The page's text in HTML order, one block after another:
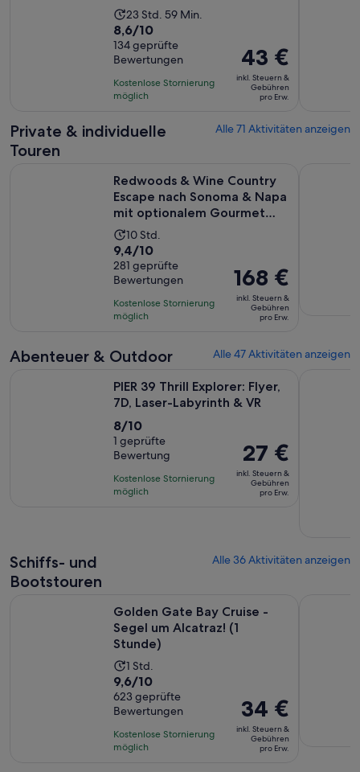
Die
Aktivität
dauert
23
Stunden
und
Minuten
23 Std. 59 Min.
8.6
von
10,
basierend
auf
Bewertungen.
8,6/10
134 geprüfte
Bewertungen
Kostenlose Stornierung
möglich
Der
Preis
beträgt
43 €
Erw.
43 €
inkl. Steuern &
Gebühren
pro Erw.
Private & individuelle
Touren
Alle 71 Aktivitäten anzeigen
Redwoods & Wine Country
Escape nach Sonoma & Napa
mit optionalem Gourmet
Lu...Die
Aktivität
dauert
10
Stunden
10 Std.
9.4
von
10,
basierend
auf
Bewertungen.
9,4/10
281 geprüfte
Bewertungen
Kostenlose Stornierung
möglich
Der
Preis
beträgt
168 €
Erw.
168 €
inkl. Steuern &
Gebühren
pro Erw.
Abenteuer & Outdoor Alle 47 Aktivitäten anzeigen
PIER 39 Thrill Explorer: Flyer,
7D, Laser-Labyrinth & VR
8.0
von
10,
basierend
auf
8/10
1 geprüfte
Bewertung
Kostenlose Stornierung
möglich
Der
Preis
beträgt
27 €
27 €
inkl. Steuern &
Gebühren
pro Erw.
Schiffs- und
Bootstouren
Alle 36 Aktivitäten anzeigen
Golden Gate Bay Cruise -
Segel um Alcatraz! (1
Stunde)
Die
Aktivität
dauert
1 Stunde
1 Std.
9.6
von
10,
basierend
auf
9,6/10
623 geprüfte
Bewertungen
Kostenlose Stornierung
möglich
Der
Preis
beträgt
34 €
34 €
inkl. Steuern &
Gebühren
pro Erw.